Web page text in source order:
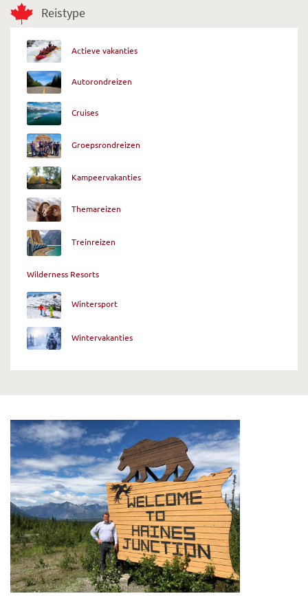
Reistype
Actieve vakanties
Autorondreizen
Cruises
Groepsrondreizen
Kampeervakanties
Themareizen
Treinreizen
Wilderness Resorts
Wintersport
Wintervakanties